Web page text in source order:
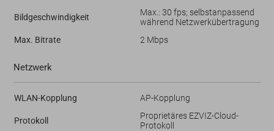
Bildgeschwindigkeit
Max.: 30 fps; selbstanpassend
während Netzwerkübertragung
Max. Bitrate
2 Mbps
Netzwerk
WLAN-Kopplung AP-Kopplung
Protokoll
Proprietäres EZVIZ-Cloud-
Protokoll